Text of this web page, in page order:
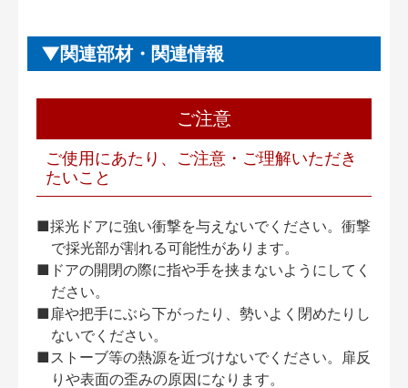
関連部材・関連情報
ご注意
ご使用にあたり、ご注意・ご理解いただき
たいこと
■採光ドアに強い衝撃を与えないでください。衝撃
で採光部が割れる可能性があります。
■ドアの開閉の際に指や手を挟まないようにしてく
ださい。
■扉や把手にぶら下がったり、勢いよく閉めたりし
ないでください。
■ストーブ等の熱源を近づけないでください。扉反
りや表面の歪みの原因になります。